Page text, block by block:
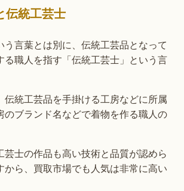
伝統工芸士
う言葉とは別に、伝統工芸品となって
る職人を指す「伝統工芸士」という言
伝統工芸品を手掛ける工房などに所属
のブランド名などで着物を作る職人の
芸士の作品も高い技術と品質が認めら
から、買取市場でも人気は非常に高い